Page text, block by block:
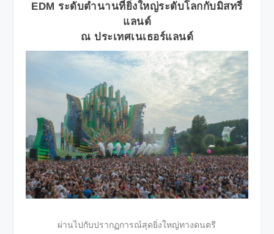
EDM ระดับตำนานที่ยิ่งใหญ่ระดับโลกกับมิสทรี่
แลนด์
ณ ประเทศเนเธอร์แลนด์
ผ่านไปกับปรากฏการณ์สุดยิ่งใหญ่ทางดนตรี